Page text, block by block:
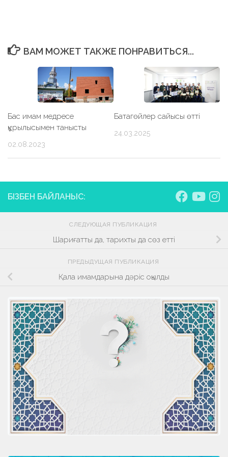
ВАМ МОЖЕТ ТАКЖЕ ПОНРАВИТЬСЯ...
Бас имам медресе
құрылысымен танысты
02.08.2023
Батагөйлер сайысы өтті
24.03.2025
БІЗБЕН БАЙЛАНЫС:
СЛЕДУЮЩАЯ ПУБЛИКАЦИЯ
Шариғатты да, тарихты да сөз етті
ПРЕДЫДУЩАЯ ПУБЛИКАЦИЯ
Қала имамдарына дәріс оқылды